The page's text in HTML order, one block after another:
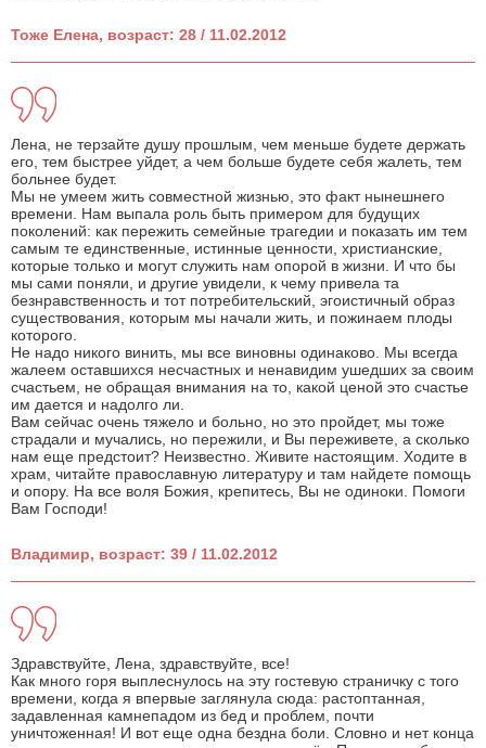
Тоже Елена, возраст: 28 / 11.02.2012
Лена, не терзайте душу прошлым, чем меньше будете держать
его, тем быстрее уйдет, а чем больше будете себя жалеть, тем
больнее будет.
Мы не умеем жить совместной жизнью, это факт нынешнего
времени. Нам выпала роль быть примером для будущих
поколений: как пережить семейные трагедии и показать им тем
самым те единственные, истинные ценности, христианские,
которые только и могут служить нам опорой в жизни. И что бы
мы сами поняли, и другие увидели, к чему привела та
безнравственность и тот потребительский, эгоистичный образ
существования, которым мы начали жить, и пожинаем плоды
которого.
Не надо никого винить, мы все виновны одинаково. Мы всегда
жалеем оставшихся несчастных и ненавидим ушедших за своим
счастьем, не обращая внимания на то, какой ценой это счастье
им дается и надолго ли.
Вам сейчас очень тяжело и больно, но это пройдет, мы тоже
страдали и мучались, но пережили, и Вы переживете, а сколько
нам еще предстоит? Неизвестно. Живите настоящим. Ходите в
храм, читайте православную литературу и там найдете помощь
и опору. На все воля Божия, крепитесь, Вы не одиноки. Помоги
Вам Господи!
Владимир, возраст: 39 / 11.02.2012
Здравствуйте, Лена, здравствуйте, все!
Как много горя выплеснулось на эту гостевую страничку с того
времени, когда я впервые заглянула сюда: растоптанная,
задавленная камнепадом из бед и проблем, почти
уничтоженная! И вот еще одна бездна боли. Словно и нет конца